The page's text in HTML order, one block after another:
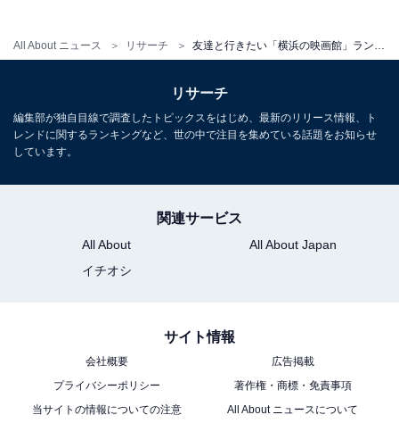
All About ニュース リサーチ
家族や子どもと行きたい「横浜の映画館」ラン
キング！ 2位「TOHOシネマズららぽーと横
浜」、1位は？
リサーチ
編集部が独自目線で調査したトピックスをはじめ、最新のリリース情報、ト
レンドに関するランキングなど、世の中で注目を集めている話題をお知らせ
しています。
関連サービス
All About
All About Japan
イチオシ
サイト情報
会社概要
広告掲載
プライバシーポリシー
著作権・商標・免責事項
当サイトの情報についての注意
All About ニュースについて